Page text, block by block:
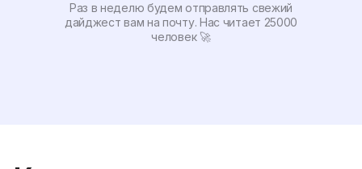
Раз в неделю будем отправлять свежий
дайджест вам на почту. Наc читает 25000
человек 🚀